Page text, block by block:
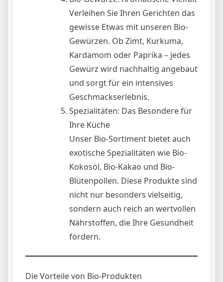
Verleihen Sie Ihren Gerichten das
gewisse Etwas mit unseren Bio-
Gewürzen. Ob Zimt, Kurkuma,
Kardamom oder Paprika – jedes
Gewürz wird nachhaltig angebaut
und sorgt für ein intensives
Geschmackserlebnis.
Spezialitäten: Das Besondere für
Ihre Küche
Unser Bio-Sortiment bietet auch
exotische Spezialitäten wie Bio-
Kokosöl, Bio-Kakao und Bio-
Blütenpollen. Diese Produkte sind
nicht nur besonders vielseitig,
sondern auch reich an wertvollen
Nährstoffen, die Ihre Gesundheit
fördern.
Die Vorteile von Bio-Produkten